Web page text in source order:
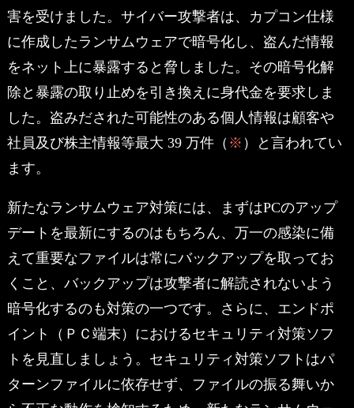
害を受けました。サイバー攻撃者は、カプコン仕様
に作成したランサムウェアで暗号化し、盗んだ情報
をネット上に暴露すると脅しました。その暗号化解
除と暴露の取り止めを引き換えに身代金を要求しま
した。盗みだされた可能性のある個人情報は顧客や
社員及び株主情報等最大 39 万件（ ※ ）と言われてい
ます。
新たなランサムウェア対策には、まずはPCのアップ
デートを最新にするのはもちろん、万一の感染に備
えて重要なファイルは常にバックアップを取ってお
くこと、バックアップは攻撃者に解読されないよう
暗号化するのも対策の一つです。さらに、エンドポ
イント（ＰＣ端末）におけるセキュリティ対策ソフ
トを見直しましょう。セキュリティ対策ソフトはパ
ターンファイルに依存せず、ファイルの振る舞いか